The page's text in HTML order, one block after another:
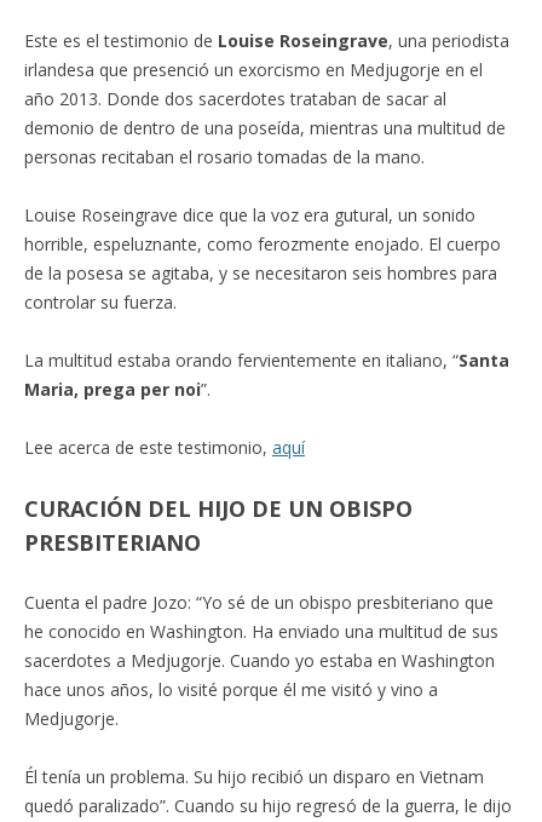
Este es el testimonio de Louise Roseingrave, una periodista
irlandesa que presenció un exorcismo en Medjugorje en el
año 2013. Donde dos sacerdotes trataban de sacar al
demonio de dentro de una poseída, mientras una multitud de
personas recitaban el rosario tomadas de la mano.
Louise Roseingrave dice que la voz era gutural, un sonido
horrible, espeluznante, como ferozmente enojado. El cuerpo
de la posesa se agitaba, y se necesitaron seis hombres para
controlar su fuerza.
La multitud estaba orando fervientemente en italiano, “Santa
Maria, prega per noi”.
Lee acerca de este testimonio, aquí
CURACIÓN DEL HIJO DE UN OBISPO
PRESBITERIANO
Cuenta el padre Jozo: “Yo sé de un obispo presbiteriano que
he conocido en Washington. Ha enviado una multitud de sus
sacerdotes a Medjugorje. Cuando yo estaba en Washington
hace unos años, lo visité porque él me visitó y vino a
Medjugorje.
Él tenía un problema. Su hijo recibió un disparo en Vietnam
quedó paralizado”. Cuando su hijo regresó de la guerra, le dijo